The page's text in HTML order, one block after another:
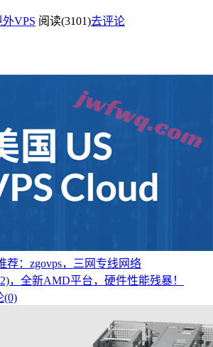
外VPS 阅读(3101)去评论
荐：zgovps，三网专线网络
，全新AMD平台，硬件性能残暴！
(0)